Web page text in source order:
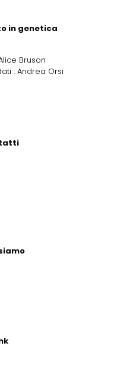
in genetica
Bruson
: Andrea Orsi